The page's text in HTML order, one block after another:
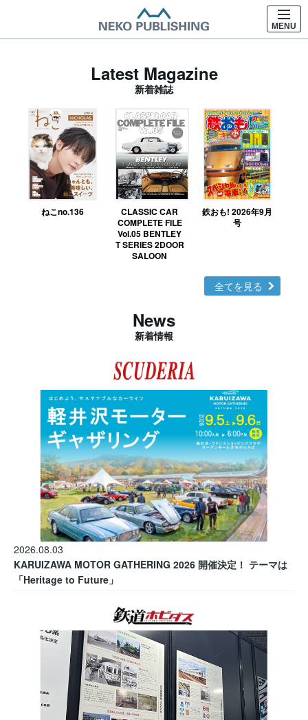
MENU
Latest Magazine
新着雑誌
ねこno.136
CLASSIC CAR
COMPLETE FILE
Vol.05 BENTLEY
T SERIES 2DOOR
SALOON
鉄おも! 2026年9月
号
全てを見る
News
新着情報
2026.08.03
KARUIZAWA MOTOR GATHERING 2026 開催決定！ テーマは
「Heritage to Future」